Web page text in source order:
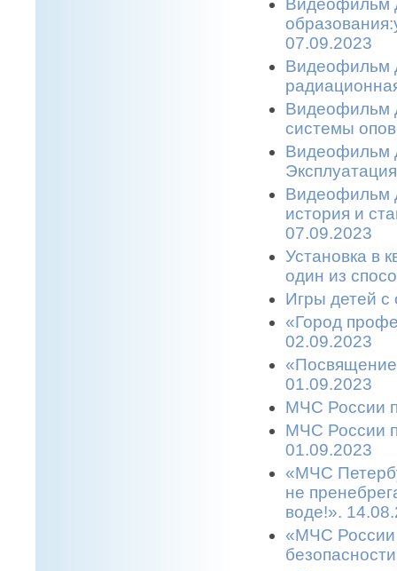
Видеофильм
07.09.2023
Видеофильм
Видеофильм
системы
Видеофильм
Видеофильм
история и
07.09.2023
Установка в
один из
Игры детей с
«Город
02.09.2023
01.09.2023
МЧС России
МЧС России
01.09.2023
«МЧС
не
воде!».
«МЧС России